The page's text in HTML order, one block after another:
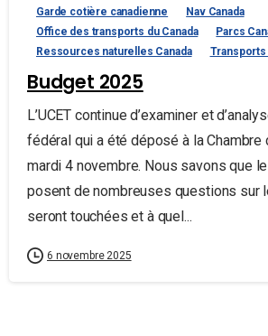
Garde cotière canadienne
Nav Canada
Office des transports du Canada
Parcs
Ressources naturelles Canada
Transports
Budget 2025
L’UCET continue d’examiner et
fédéral qui a été déposé à la
mardi 4 novembre. Nous savons que
posent de nombreuses questions sur
seront touchées et à quel...
6 novembre 2025